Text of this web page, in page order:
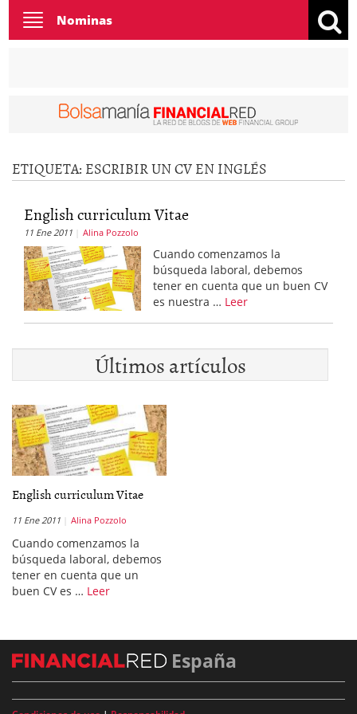
Toggle
navigation
Nominas
ETIQUETA: ESCRIBIR UN CV EN INGLÉS
English curriculum Vitae
11 Ene 2011 Alina Pozzolo
Cuando comenzamos la
búsqueda laboral, debemos
tener en cuenta que un buen CV
es nuestra … Leer
Últimos artículos
English curriculum Vitae
11 Ene 2011 Alina Pozzolo
Cuando comenzamos la
búsqueda laboral, debemos
tener en cuenta que un
buen CV es … Leer
España